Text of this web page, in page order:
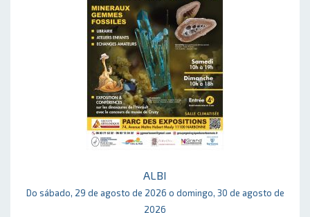
ALBI
Do sábado, 29 de agosto de 2026 o domingo, 30 de agosto de
2026